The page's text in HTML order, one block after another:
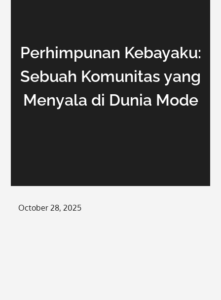
Perhimpunan Kebayaku:
Sebuah Komunitas yang
Menyala di Dunia Mode
Posted
October 28, 2025